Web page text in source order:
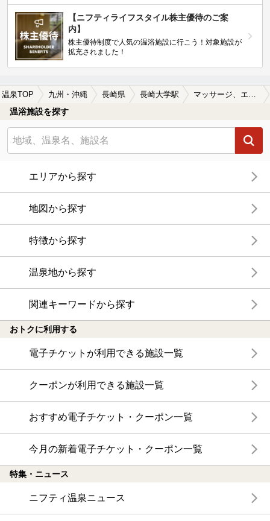
【ニフティライフスタイル株主優待のご案
内】
株主優待制度で人気の温浴施設に行こう！対象施設が
拡充されました！
温泉TOP 九州・沖縄 長崎県 長崎大学駅 マッサージ、エステがある長崎大学駅近くの温泉、日帰り温泉、スーパー銭湯おすすめ
温浴施設を探す
エリアから探す
地図から探す
特徴から探す
温泉地から探す
関連キーワードから探す
おトクに利用する
電子チケットが利用できる施設一覧
クーポンが利用できる施設一覧
おすすめ電子チケット・クーポン一覧
今月の新着電子チケット・クーポン一覧
特集・ニュース
ニフティ温泉ニュース